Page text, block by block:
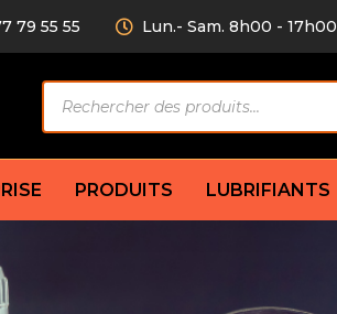
79 55 55 Lun.- Sam. 8h00 - 17h00
de
produits
AV/AR
PRODUITS LUBRIFIANTS